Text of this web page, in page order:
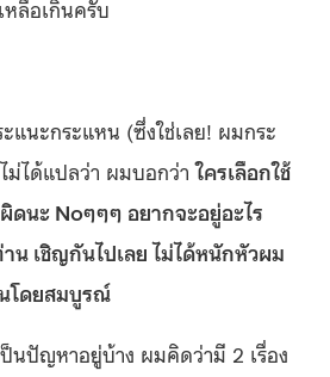
หลือเกินครับ
แนะกระแหน (ซึ่งใช่เลย! ผมกระ
ม่ได้แปลว่า ผมบอกว่าใครเลือกใช้
ดนะ Noๆๆๆ อยากจะอยู่อะไร
น เชิญกันไปเลย ไม่ได้หนักหัวผม
โดยสมบูรณ์
ป็นปัญหาอยู่บ้าง ผมคิดว่ามี 2 เรื่อง